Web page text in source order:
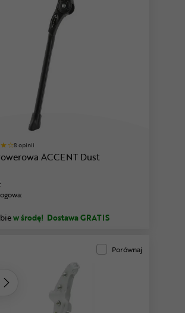
8 opinii
ACCENT Dust
w środę! Dostawa GRATIS
Porównaj